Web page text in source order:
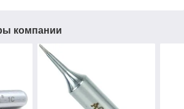
компании